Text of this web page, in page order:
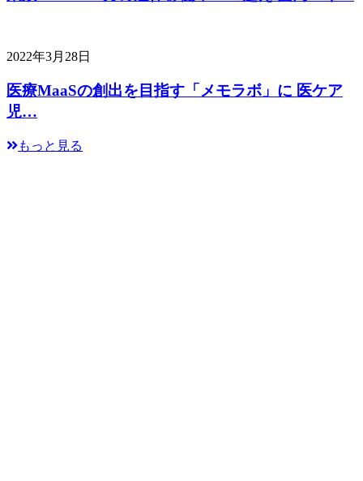
2022年3月28日
医療MaaSの創出を目指す「メモラボ」に 医ケア
児…
もっと見る